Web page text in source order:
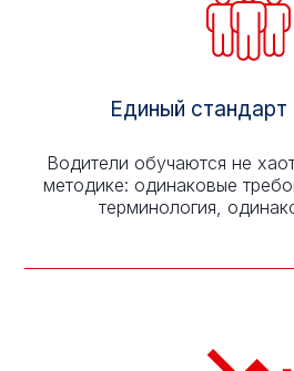
Единый стандарт
Водители обучаются не
методике: одинаковые
терминология,